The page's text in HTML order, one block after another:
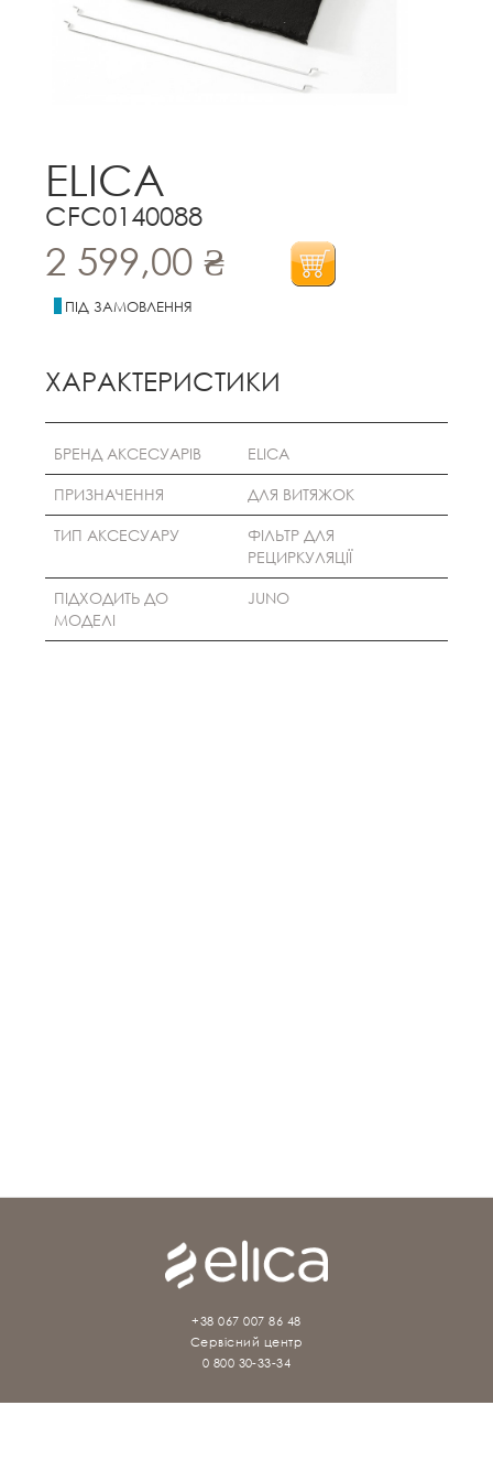
ELICA
CFC0140088
2 599,00 ₴ Додати в кошик
ПІД ЗАМОВЛЕННЯ
ХАРАКТЕРИСТИКИ
БРЕНД АКСЕСУАРІВ ELICA
ПРИЗНАЧЕННЯ ДЛЯ ВИТЯЖОК
ТИП АКСЕСУАРУ
ФІЛЬТР ДЛЯ
РЕЦИРКУЛЯЦІЇ
ПІДХОДИТЬ ДО
МОДЕЛІ
JUNO